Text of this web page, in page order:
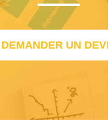
DEMANDER UN